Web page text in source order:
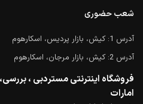
شعب حضوری
آدرس 1: کیش، بازار پردیس، اسکارهوم
آدرس 2: کیش، بازار مرجان، اسکارهوم
فروشگاه اینترنتی مستردبی ،
امارات